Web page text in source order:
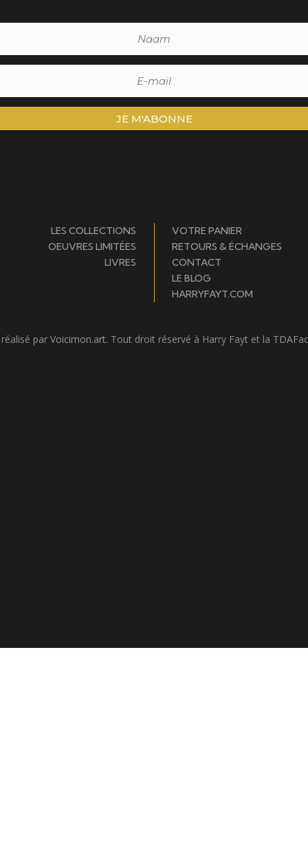
JE M'ABONNE
LES COLLECTIONS
OEUVRES LIMITÉES
LIVRES
VOTRE PANIER
RETOURS & ÉCHANGES
CONTACT
LE BLOG
HARRYFAYT.COM
par Voicimon.art. Tout droit réservé à Harry Fayt et la